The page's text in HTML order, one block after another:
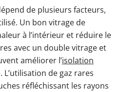
de plusieurs facteurs,
Un bon vitrage de
à l’intérieur et réduire le
avec un double vitrage et
améliorer l’isolation
de gaz rares
réfléchissant les rayons